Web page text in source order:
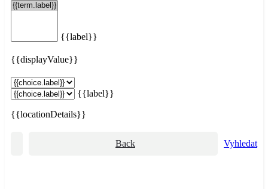
{{label}}
{{displayValue}}
{{label}}
{{locationDetails}}
Vyhledat
Back